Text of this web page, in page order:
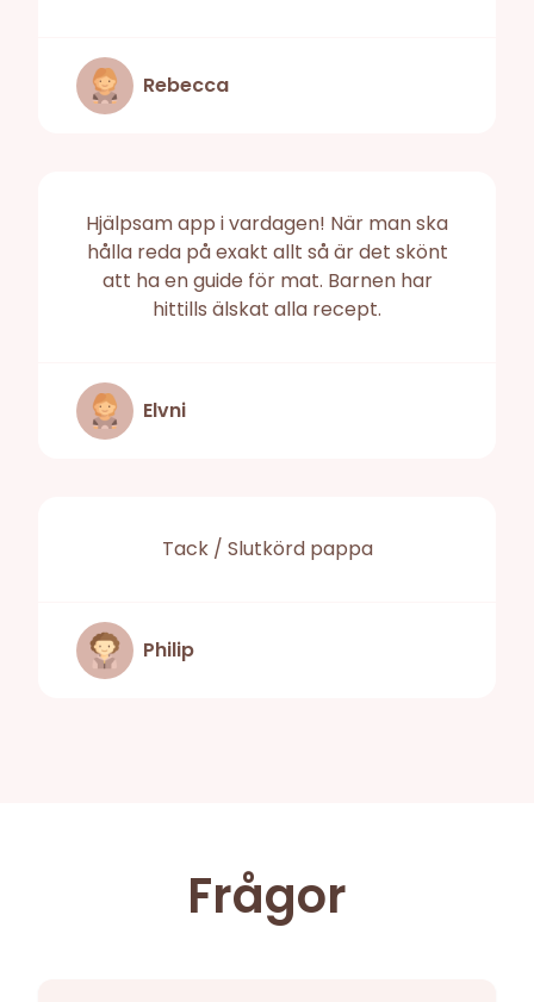
Rebecca
Hjälpsam app i vardagen! När man ska
hålla reda på exakt allt så är det skönt
att ha en guide för mat. Barnen har
hittills älskat alla recept.
Elvni
Tack / Slutkörd pappa
Philip
Frågor